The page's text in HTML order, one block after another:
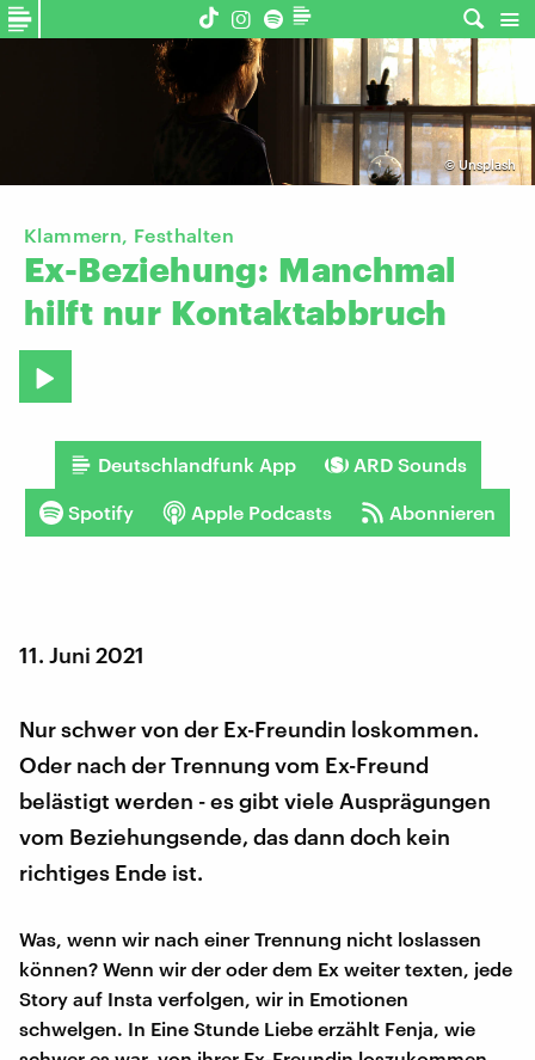
© Unsplash
Klammern, Festhalten
Ex-Beziehung: Manchmal
hilft nur Kontaktabbruch
Deutschlandfunk App ARD Sounds
Spotify Apple Podcasts Abonnieren
11. Juni 2021
Nur schwer von der Ex-Freundin loskommen.
Oder nach der Trennung vom Ex-Freund
belästigt werden - es gibt viele Ausprägungen
vom Beziehungsende, das dann doch kein
richtiges Ende ist.
Was, wenn wir nach einer Trennung nicht loslassen
können? Wenn wir der oder dem Ex weiter texten, jede
Story auf Insta verfolgen, wir in Emotionen
schwelgen. In Eine Stunde Liebe erzählt Fenja, wie